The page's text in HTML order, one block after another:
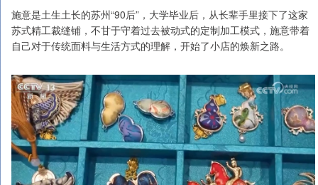
施意是土生土长的苏州“90后”，大学毕业后，从长辈手里接下了这家
苏式精工裁缝铺，不甘于守着过去被动式的定制加工模式，施意带着
自己对于传统面料与生活方式的理解，开始了小店的焕新之路。